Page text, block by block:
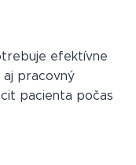
efektívne
aj pracovný
pacienta počas